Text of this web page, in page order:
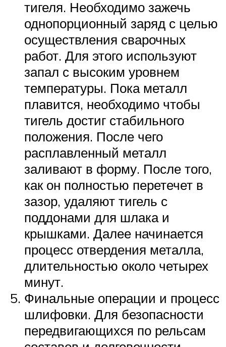
тигеля. Необходимо зажечь
однопорционный заряд с целью
осуществления сварочных
работ. Для этого используют
запал с высоким уровнем
температуры. Пока металл
плавится, необходимо чтобы
тигель достиг стабильного
положения. После чего
расплавленный металл
заливают в форму. После того,
как он полностью перетечет в
зазор, удаляют тигель с
поддонами для шлака и
крышками. Далее начинается
процесс отвердения металла,
длительностью около четырех
минут.
Финальные операции и процесс
шлифовки. Для безопасности
передвигающихся по рельсам